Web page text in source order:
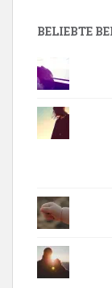
BELIEBTE